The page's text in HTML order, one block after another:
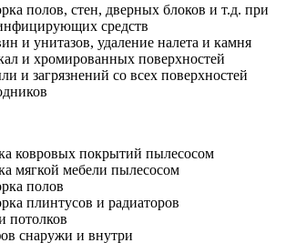
полов, стен, дверных блоков и т.д. при
средств
и унитазов, удаление налета и камня
и хромированных поверхностей
и загрязнений со всех поверхностей
ковровых покрытий пылесосом
мягкой мебели пылесосом
полов
плинтусов и радиаторов
потолков
снаружи и внутри